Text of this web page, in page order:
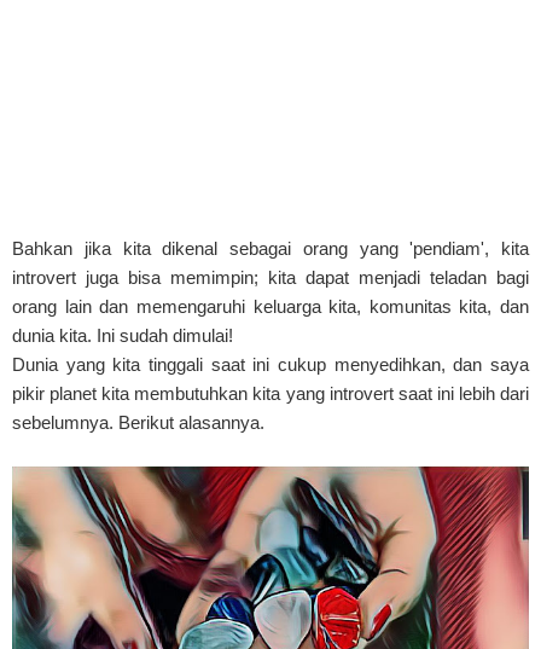
Bahkan jika kita dikenal sebagai orang yang 'pendiam', kita
introvert juga bisa memimpin; kita dapat menjadi teladan bagi
orang lain dan memengaruhi keluarga kita, komunitas kita, dan
dunia kita. Ini sudah dimulai!
Dunia yang kita tinggali saat ini cukup menyedihkan, dan saya
pikir planet kita membutuhkan kita yang introvert saat ini lebih dari
sebelumnya. Berikut alasannya.